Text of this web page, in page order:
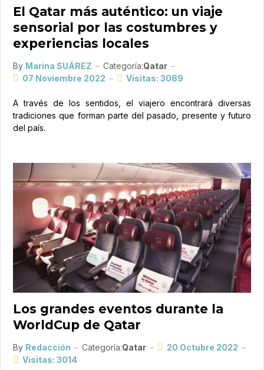
El Qatar más auténtico: un viaje
sensorial por las costumbres y
experiencias locales
By Marina SUÁREZ Categoría:Qatar
07 Noviembre 2022
Visitas: 3089
A través de los sentidos, el viajero encontrará diversas
tradiciones que forman parte del pasado, presente y futuro
del país.
Los grandes eventos durante la
WorldCup de Qatar
By Redacción Categoría:Qatar
20 Octubre 2022
Visitas: 3014